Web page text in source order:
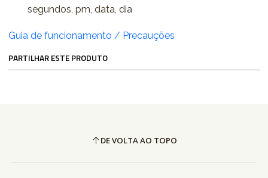
segundos, pm, data, dia
Guia de funcionamento / Precauções
PARTILHAR ESTE PRODUTO
DE VOLTA AO TOPO